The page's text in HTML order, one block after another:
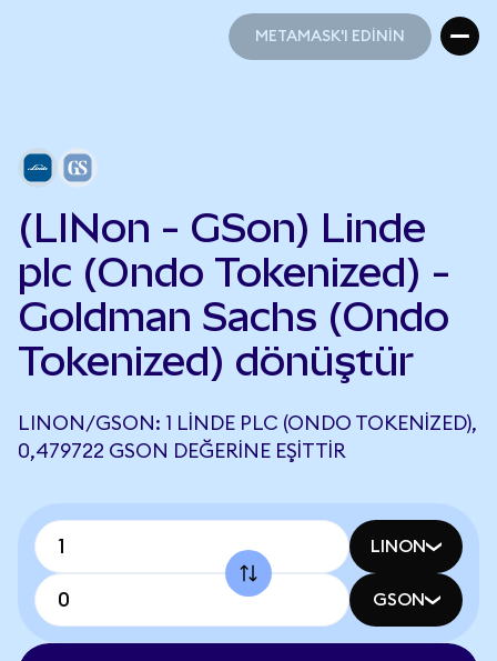
METAMASK'I EDİNİN
(LINon - GSon) Linde
plc (Ondo Tokenized) -
Goldman Sachs (Ondo
Tokenized) dönüştür
LINON/GSON: 1 LINDE PLC (ONDO TOKENIZED),
0,479722 GSON DEĞERINE EŞITTIR
LINON
GSON